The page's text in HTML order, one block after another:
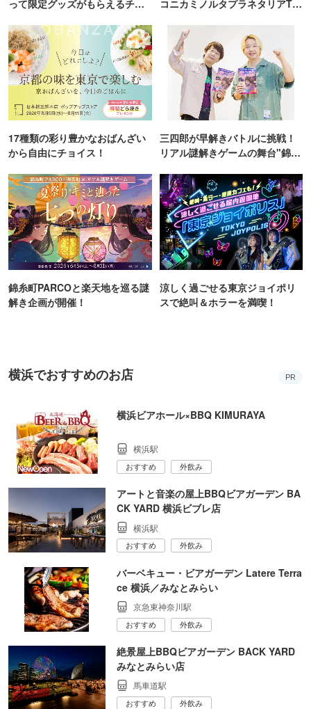
って限定グッズがもらえるチャ
コニカミノルタプラネタリアTO
17種類の彩り豊かなおばんざい
から自由にチョイス！
三四郎が早解きバトルに挑戦！
リアル謎解きゲームの舞台"錦糸
錦糸町PARCOと楽天地を巡る謎
解き企画が開催！
涼しく過ごせる東京ジョイポリ
スで絶叫＆ホラーを満喫！
横浜でおすすめのお店 PR
横浜ビアホール×BBQ KIMURAYA
横浜駅
おすすめ 外飲み
アートと音楽の屋上BBQビアガーデン BA
CK YARD 横浜ビブレ店
横浜駅
おすすめ 外飲み
バーベキュー・ビアガーデン Latere Terra
ce 横浜／みなとみらい
京急東神奈川駅
おすすめ 外飲み
絶景屋上BBQビアガーデン BACK YARD
みなとみらい店
馬車道駅
おすすめ 外飲み